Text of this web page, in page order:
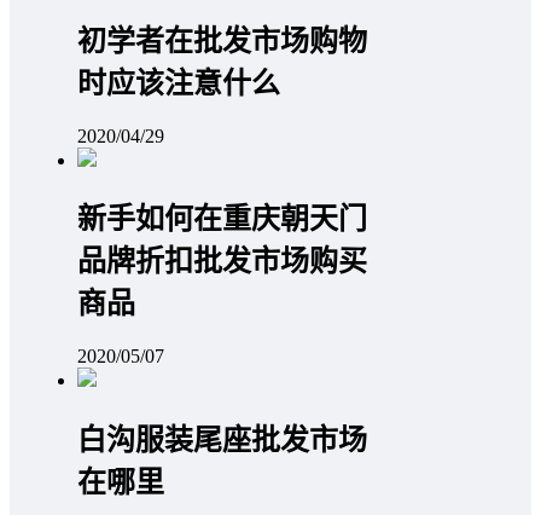
初学者在批发市场购物
时应该注意什么
2020/04/29
新手如何在重庆朝天门
品牌折扣批发市场购买
商品
2020/05/07
白沟服装尾座批发市场
在哪里